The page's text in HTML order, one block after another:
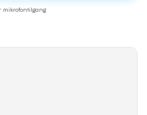
mikrofontilgang